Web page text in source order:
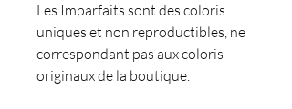
Les Imparfaits sont des coloris
uniques et non reproductibles, ne
correspondant pas aux coloris
originaux de la boutique.